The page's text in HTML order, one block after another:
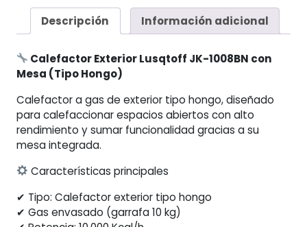
1008BN
con
(Tipo
Hongo)
cantidad
Descripción Información adicional
Calefactor Exterior Lusqtoff JK-1008BN con
Mesa (Tipo Hongo)
Calefactor a gas de exterior tipo hongo, diseñado
para calefaccionar espacios abiertos con alto
rendimiento y sumar funcionalidad gracias a su
mesa integrada.
Características principales
✔ Tipo: Calefactor exterior tipo hongo
✔ Gas envasado (garrafa 10 kg)